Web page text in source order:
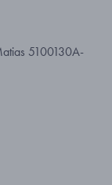
5100130A-